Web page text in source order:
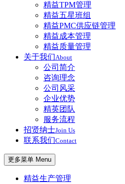
精益TPM管理
精益五星班组
精益PMC供应链管理
精益成本管理
精益质量管理
关于我们About
公司简介
咨询理念
公司风采
企业优势
精英团队
服务流程
招贤纳士Join Us
联系我们Contact
更多菜单 Menu
精益生产管理